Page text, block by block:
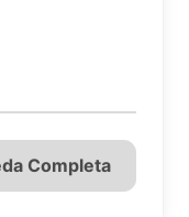
Completa